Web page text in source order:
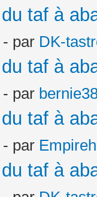
du taf à
- par DK-
du taf à
- par
du taf à
- par
du taf à